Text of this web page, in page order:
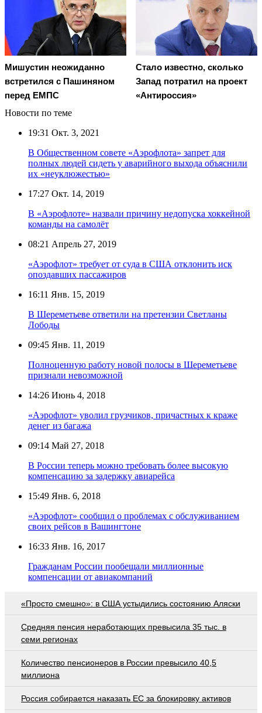
Мишустин неожиданно
встретился с Пашиняном
перед ЕМПС
Стало известно, сколько
Запад потратил на проект
«Антироссия»
Новости по теме
19:31 Окт. 3, 2021
В Общественном совете «Аэрофлота» запрет для
полных людей сидеть у аварийного выхода объяснили
их «неуклюжестью»
17:27 Окт. 14, 2019
В «Аэрофлоте» назвали причину недопуска хоккейной
команды на самолёт
08:21 Апрель 27, 2019
«Аэрофлот» требует от суда в США отклонить иск
опоздавших пассажиров
16:11 Янв. 15, 2019
В Шереметьеве ответили на претензии Светланы
Лободы
09:45 Янв. 11, 2019
Полноценную работу новой полосы в Шереметьеве
признали невозможной
14:26 Июнь 4, 2018
«Аэрофлот» уволил грузчиков, причастных к краже
денег из багажа
09:14 Май 27, 2018
В России теперь можно требовать более высокую
компенсацию за задержку авиарейса
15:49 Янв. 6, 2018
«Аэрофлот» сообщил о проблемах с обслуживанием
своих рейсов в Вашингтоне
16:33 Янв. 16, 2017
Гражданам России пообещали миллионные
компенсации от авиакомпаний
«Просто смешно»: в США устыдились состоянию Аляски
Средняя пенсия неработающих превысила 35 тыс. в
семи регионах
Количество пенсионеров в России превысило 40,5
миллиона
Россия собирается наказать EC за блокировку активов